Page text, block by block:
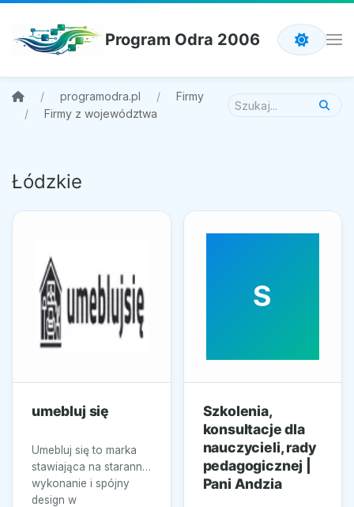
Program Odra 2006
programodra.pl
Firmy
Firmy z województwa
Łódzkie
umebluj się
Umebluj się to marka
stawiająca na staranne
wykonanie i spójny
design w
S
Szkolenia,
konsultacje dla
nauczycieli, rady
pedagogicznej |
Pani Andzia